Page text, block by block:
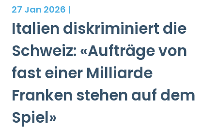
27 Jan 2026 |
Italien diskriminiert die
Schweiz: «Aufträge von
fast einer Milliarde
Franken stehen auf dem
Spiel»